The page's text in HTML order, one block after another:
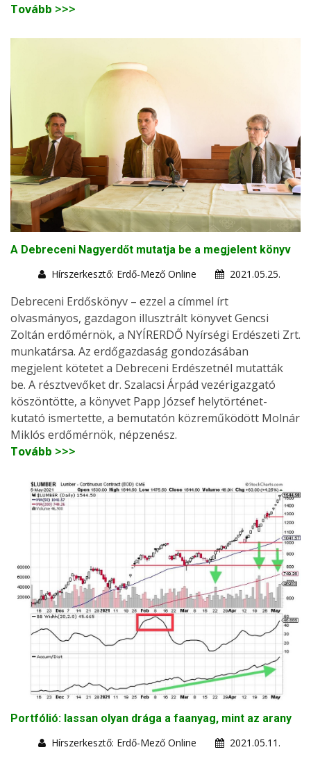
Tovább >>>
A Debreceni Nagyerdőt mutatja be a megjelent könyv
Hírszerkesztő: Erdő-Mező Online
2021.05.25.
Debreceni Erdőskönyv – ezzel a címmel írt
olvasmányos, gazdagon illusztrált könyvet Gencsi
Zoltán erdőmérnök, a NYÍRERDŐ Nyírségi Erdészeti Zrt.
munkatársa. Az erdőgazdaság gondozásában
megjelent kötetet a Debreceni Erdészetnél mutatták
be. A résztvevőket dr. Szalacsi Árpád vezérigazgató
köszöntötte, a könyvet Papp József helytörténet-
kutató ismertette, a bemutatón közreműködött Molnár
Miklós erdőmérnök, népzenész.
Tovább >>>
Portfólió: lassan olyan drága a faanyag, mint az arany
Hírszerkesztő: Erdő-Mező Online
2021.05.11.